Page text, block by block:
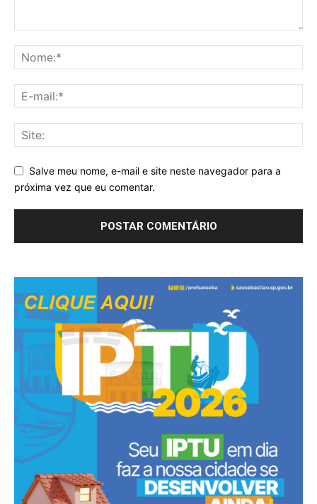
Salve meu nome, e-mail e site neste navegador para a
próxima vez que eu comentar.